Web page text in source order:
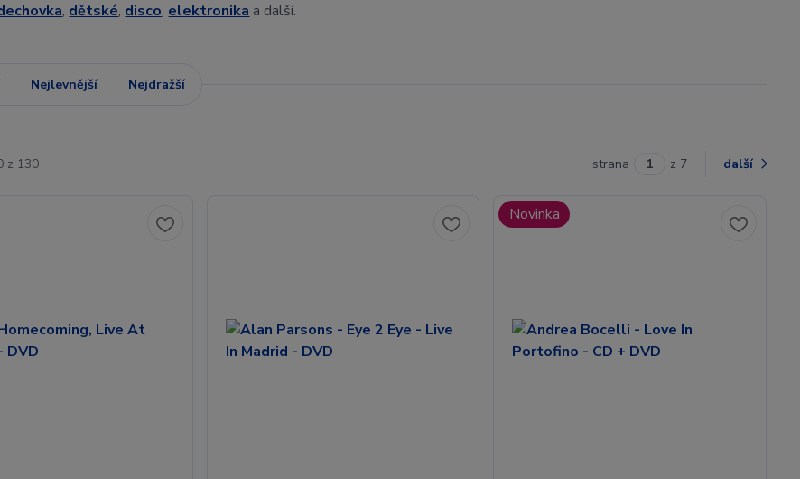
, dětské, disco, elektronika a další.
Nejlevnější Nejdražší
z 130 strana z 7 další
Novinka